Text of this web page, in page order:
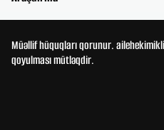
Müəllif hüquqları qorunur.
qoyulması mütləqdir.